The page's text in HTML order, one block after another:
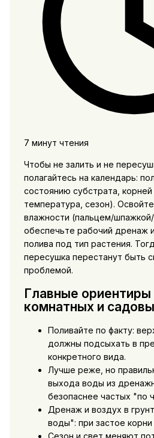
7 минут чтения
Чтобы не залить и не
полагайтесь на календарь:
состоянию субстрата, корней
температура, сезон).
влажности (пальцем/
обеспечьте рабочий дренаж
полива под тип растения.
пересушка перестанут быть
проблемой.
Главные ориентиры
комнатных и
Поливайте по факту:
должны подсыхать в
конкретного вида.
Лучше реже, но
выхода воды из
безопаснее частых "по
Дренаж и воздух в
воды": при застое